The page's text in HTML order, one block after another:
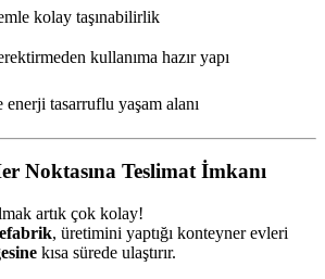
kolay taşınabilirlik
kullanıma hazır yapı
tasarruflu yaşam alanı
Noktasına Teslimat İmkanı
artık çok kolay!
, üretimini yaptığı konteyner evleri
kısa sürede ulaştırır.